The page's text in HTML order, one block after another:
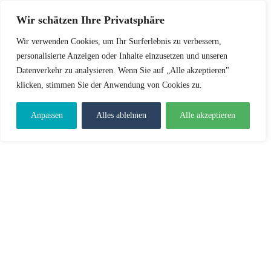
Wir schätzen Ihre Privatsphäre
Wir verwenden Cookies, um Ihr Surferlebnis zu verbessern,
personalisierte Anzeigen oder Inhalte einzusetzen und unseren
Datenverkehr zu analysieren. Wenn Sie auf „Alle akzeptieren"
klicken, stimmen Sie der Anwendung von Cookies zu.
Anpassen Alles ablehnen Alle akzeptieren